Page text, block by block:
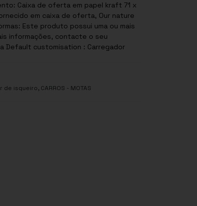
Caixa de oferta em papel kraft 71 x
em caixa de oferta, Our nature
informações, contacte o seu
Default customisation : Carregador
de isqueiro, CARROS - MOTAS